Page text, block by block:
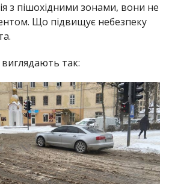
з пішохідними зонами, вони не
Що підвищує небезпеку
так: